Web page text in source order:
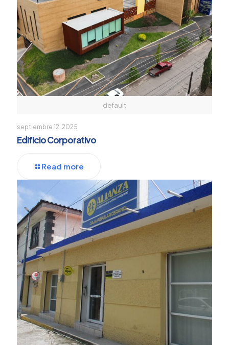
default
septiembre 12, 2025
Edificio Corporativo
Read more